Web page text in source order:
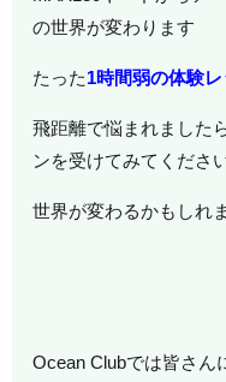
の世界が変わります
たった1時間弱の体験
飛距離で悩まれました
ンを受けてみてくださ
世界が変わるかもしれ
Ocean Clubでは皆さん